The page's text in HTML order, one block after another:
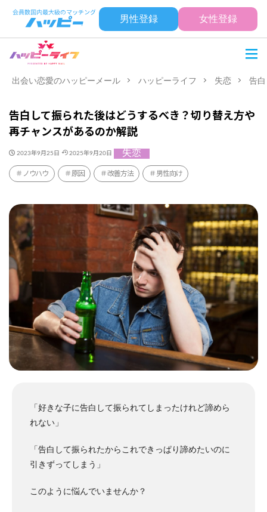
男性登録 女性登録
出会い恋愛のハッピーメール ハッピーライフ 失恋 告
告白して振られた後はどうするべき？切り替え方や
再チャンスがあるのか解説
2023年9月25日 2025年9月20日 失恋
ノウハウ 原因 改善方法 男性向け
「好きな子に告白して振られてしまったけれど諦めら
れない」
「告白して振られたからこれできっぱり諦めたいのに
引きずってしまう」
このように悩んでいませんか？